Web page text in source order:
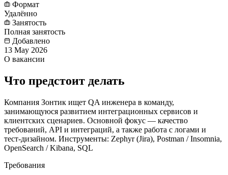
Формат
Удалённо
Занятость
Полная занятость
Добавлено
13 May 2026
О вакансии
Что предстоит делать
Компания Зонтик ищет QA инженера в команду,
занимающуюся развитием интеграционных сервисов и
клиентских сценариев. Основной фокус — качество
требований, API и интеграций, а также работа с логами и
тест-дизайном. Инструменты: Zephyr (Jira), Postman / Insomnia,
OpenSearch / Kibana, SQL
Требования